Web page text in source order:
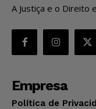
A Justiça e o Direito
Empresa
Política de